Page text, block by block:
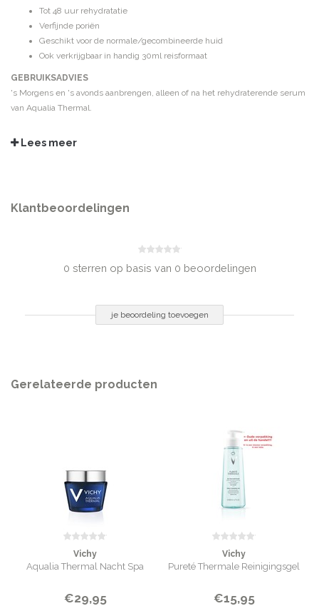
Tot 48 uur rehydratatie
Verfijnde poriën
Geschikt voor de normale/gecombineerde huid
Ook verkrijgbaar in handig 30ml reisformaat
GEBRUIKSADVIES
's Morgens en 's avonds aanbrengen, alleen of na het rehydraterende serum
van Aqualia Thermal.
Aqua/Water, Glycerin, Alcohol Denat., Caprylic/Capric Triglyceride,
Parfum/Fragrance
Lees meer
Klantbeoordelingen
0 sterren op basis van 0 beoordelingen
je beoordeling toevoegen
Gerelateerde producten
Vichy
Aqualia Thermal Nacht Spa
€29,95
Vichy
Pureté Thermale Reinigingsgel
€15,95